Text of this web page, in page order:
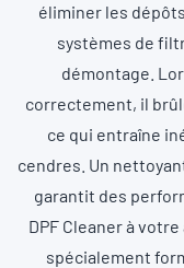
éliminer les
systèmes de
démontage.
correctement, il
ce qui entraîne
cendres. Un
garantit des
DPF Cleaner à
spécialement